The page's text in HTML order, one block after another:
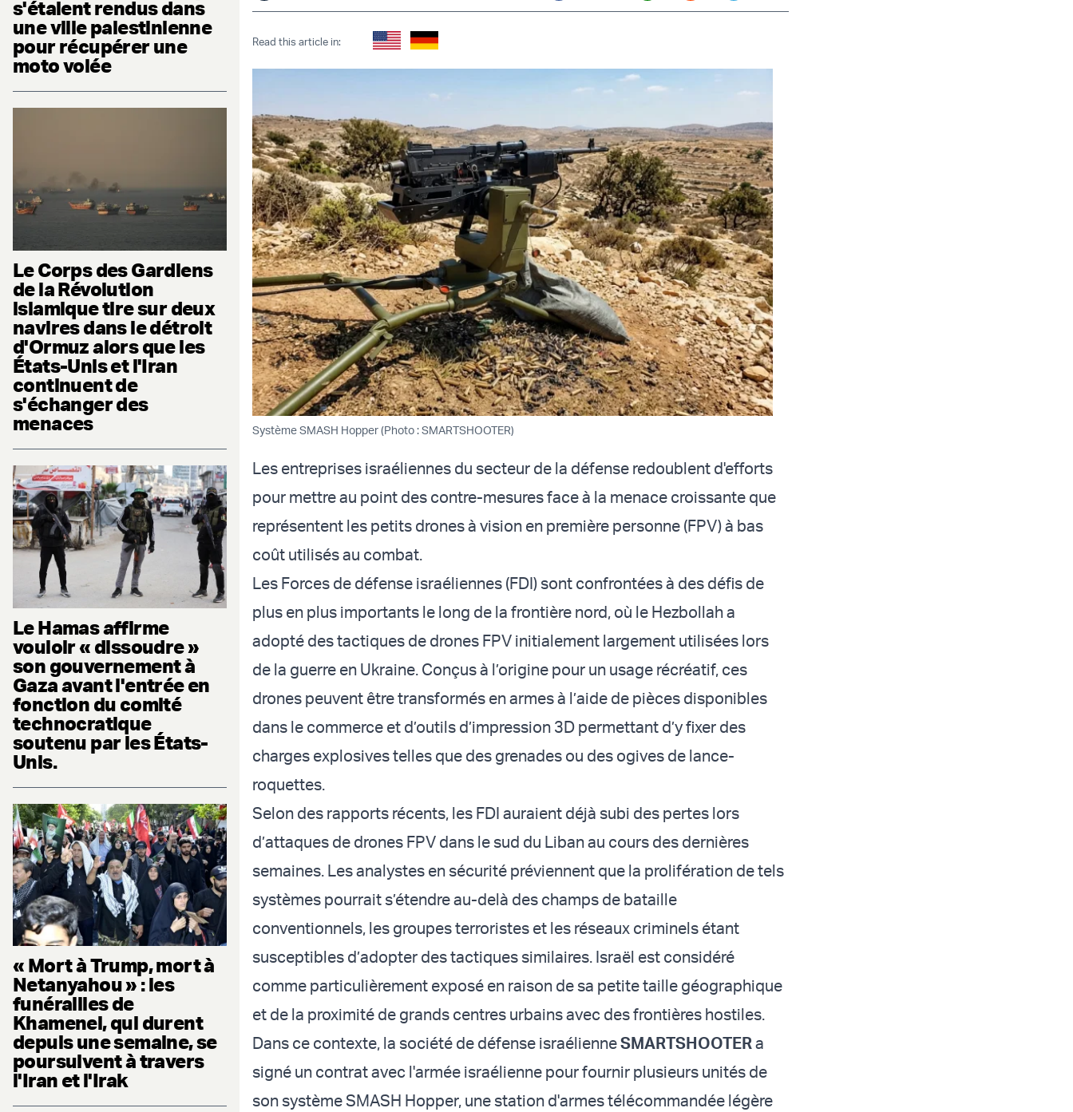
s'étaient rendus dans
une ville palestinienne
pour récupérer une
moto volée
Le Corps des Gardiens
de la Révolution
islamique tire sur deux
navires dans le détroit
d'Ormuz alors que les
États-Unis et l'Iran
continuent de
s'échanger des
menaces
Le Hamas affirme
vouloir « dissoudre »
son gouvernement à
Gaza avant l'entrée en
fonction du comité
technocratique
soutenu par les États-
Unis.
« Mort à Trump, mort à
Netanyahou » : les
funérailles de
Khamenei, qui durent
depuis une semaine, se
poursuivent à travers
l'Iran et l'Irak
Facebook
Twitter (X)
Whatsapp
RedditTelegram
Read this article in:
Système SMASH Hopper (Photo : SMARTSHOOTER)
Les entreprises israéliennes du secteur de la défense redoublent d'efforts
pour mettre au point des contre-mesures face à la menace croissante que
représentent les petits drones à vision en première personne (FPV) à bas
coût utilisés au combat.
Les Forces de défense israéliennes (FDI) sont confrontées à des défis de
plus en plus importants le long de la frontière nord, où le Hezbollah a
adopté des tactiques de drones FPV initialement largement utilisées lors
de la guerre en Ukraine. Conçus à l’origine pour un usage récréatif, ces
drones peuvent être transformés en armes à l’aide de pièces disponibles
dans le commerce et d’outils d’impression 3D permettant d’y fixer des
charges explosives telles que des grenades ou des ogives de lance-
roquettes.
Selon des rapports récents, les FDI auraient déjà subi des pertes lors
d’attaques de drones FPV dans le sud du Liban au cours des dernières
semaines. Les analystes en sécurité préviennent que la prolifération de tels
systèmes pourrait s’étendre au-delà des champs de bataille
conventionnels, les groupes terroristes et les réseaux criminels étant
susceptibles d’adopter des tactiques similaires. Israël est considéré
comme particulièrement exposé en raison de sa petite taille géographique
et de la proximité de grands centres urbains avec des frontières hostiles.
Dans ce contexte, la société de défense israélienneSMARTSHOOTERa
signé un contrat avec l'armée israélienne pour fournir plusieurs unités de
son système SMASH Hopper, une station d'armes télécommandée légère